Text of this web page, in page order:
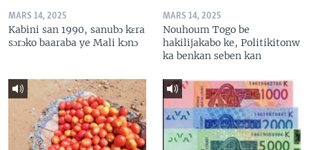
MARS 14, 2025
Kabini san 1990, sanubɔ kɛra
sɔrɔko baaraba ye Mali kɔnɔ
MARS 14, 2025
Nouhoum Togo be
hakilijakabo ke, Politikitonw
ka benkan seben kan